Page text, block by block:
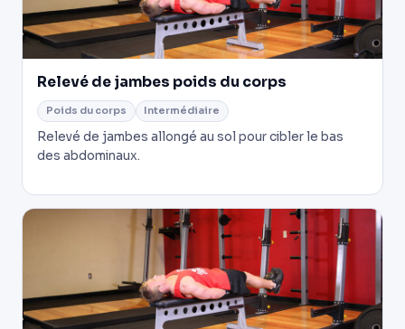
Relevé de jambes poids du corps
Poids du corps Intermédiaire
Relevé de jambes allongé au sol pour cibler le bas
des abdominaux.